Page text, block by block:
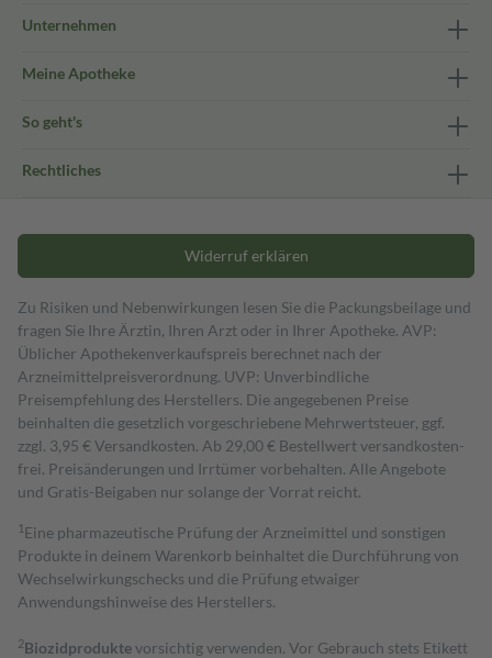
Unternehmen
Meine Apotheke
So geht's
Rechtliches
Widerruf erklären
Zu Risiken und Nebenwirkungen lesen Sie die Packungsbeilage und
fragen Sie Ihre Ärztin, Ihren Arzt oder in Ihrer Apotheke. AVP:
Üblicher Apothekenverkaufspreis berechnet nach der
Arzneimittelpreisverordnung. UVP: Unverbindliche
Preisempfehlung des Herstellers. Die angegebenen Preise
beinhalten die gesetzlich vorgeschriebene Mehrwertsteuer, ggf.
zzgl. 3,95 € Versandkosten. Ab 29,00 € Bestell­wert versand­kosten­
frei. Preisänderungen und Irrtümer vorbehalten. Alle Angebote
und Gratis-Beigaben nur solange der Vorrat reicht.
1 Eine pharmazeutische Prüfung der Arzneimittel und sonstigen
Produkte in deinem Warenkorb beinhaltet die Durchführung von
Wechselwirkungschecks und die Prüfung etwaiger
Anwendungshinweise des Herstellers.
2Biozidproduktevorsichtig verwenden. Vor Gebrauch stets Etikett